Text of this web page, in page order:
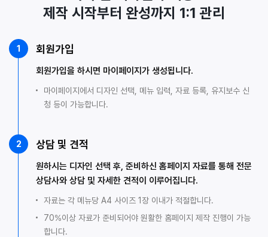
제작 시작부터 완성까지 1:1 관리
1 회원가입
회원가입을 하시면 마이페이지가 생성됩니다.
마이페이지에서 디자인 선택, 메뉴 입력, 자료 등록, 유지보수 신
청 등이 가능합니다.
2 상담 및 견적
원하시는 디자인 선택 후, 준비하신 홈페이지 자료를 통해 전문
상담사와 상담 및 자세한 견적이 이루어집니다.
자료는 각 메뉴당 A4 사이즈 1장 이내가 적절합니다.
70%이상 자료가 준비되어야 원활한 홈페이지 제작 진행이 가능
합니다.